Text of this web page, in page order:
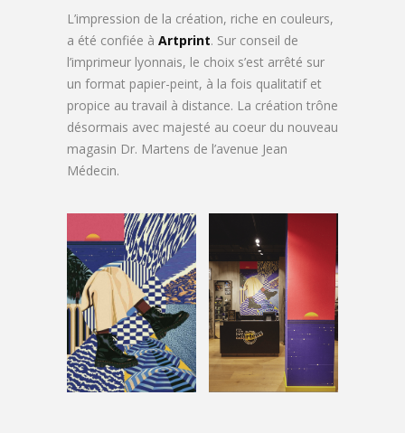
L’impression de la création, riche en couleurs,
a été confiée à Artprint. Sur conseil de
l’imprimeur lyonnais, le choix s’est arrêté sur
un format papier-peint, à la fois qualitatif et
propice au travail à distance. La création trône
désormais avec majesté au coeur du nouveau
magasin Dr. Martens de l’avenue Jean
Médecin.